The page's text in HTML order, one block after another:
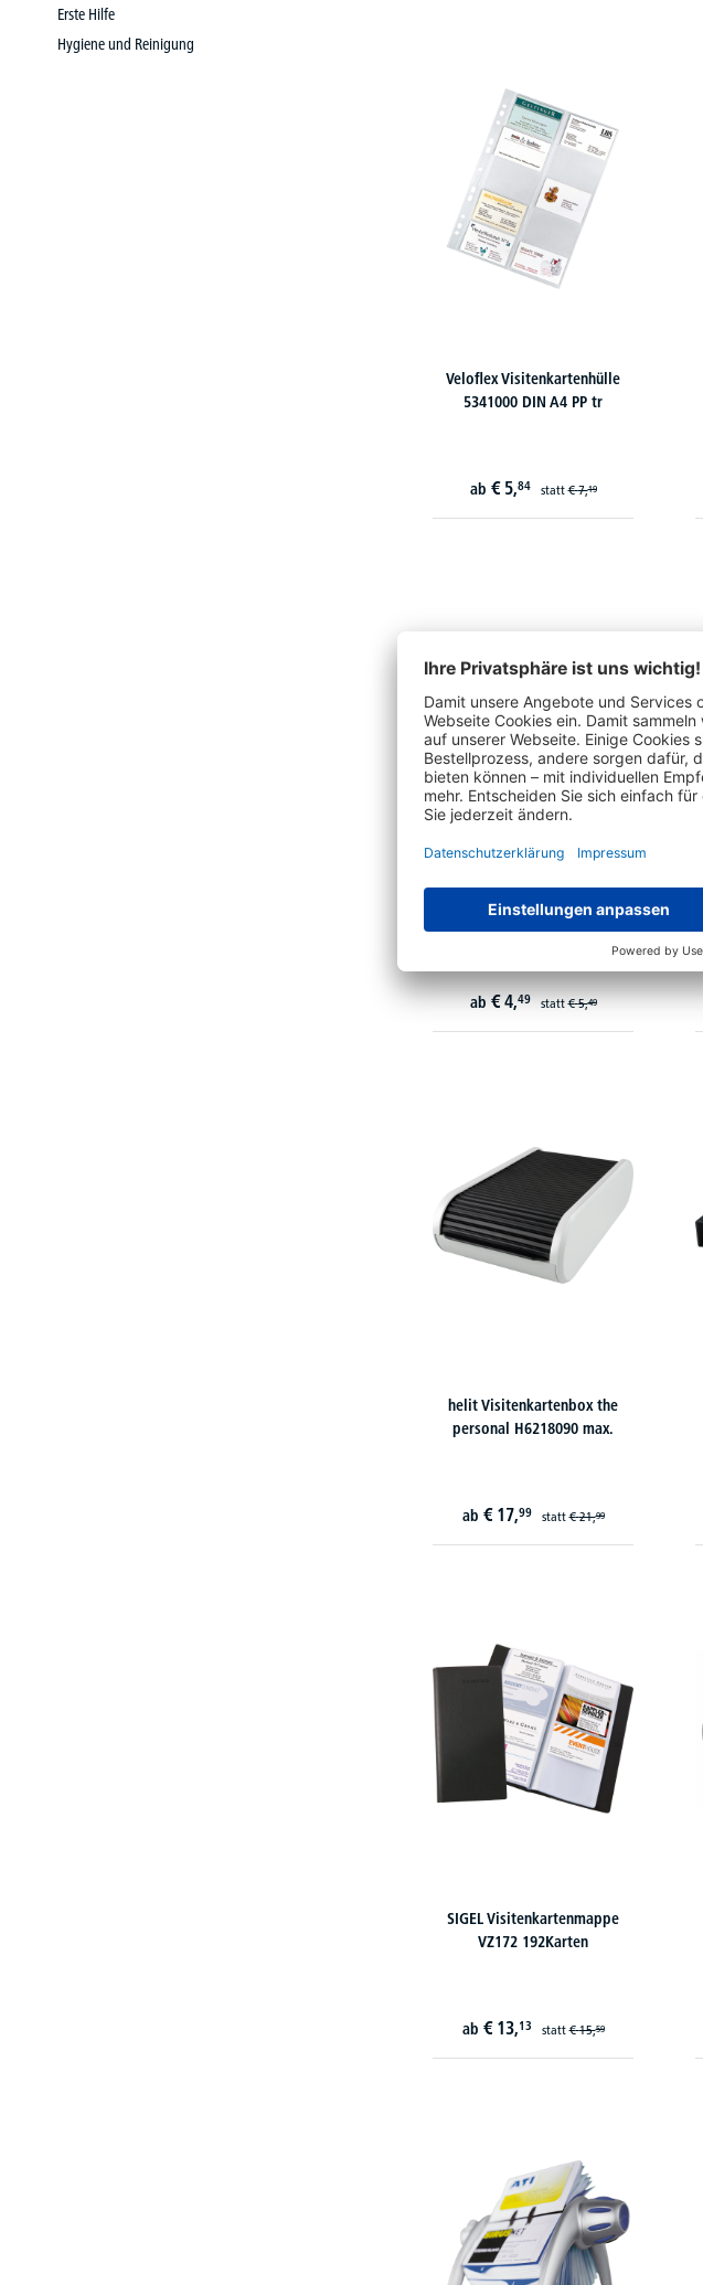
Erste Hilfe
Hygiene und Reinigung
Veloflex Visitenkartenhülle
5341000 DIN A4 PP tr
ab € 5,84 statt€ 7,19
SIGEL Visitenkartenhalter
VA120 max. 50Karten
ab€ 4,49 statt€ 5,49
helit Visitenkartenbox the
personal H6218090 max.
ab € 17,99 statt€ 21,99
SIGEL Visitenkartenmappe
VZ172 192Karten
ab € 13,13 statt€ 15,59